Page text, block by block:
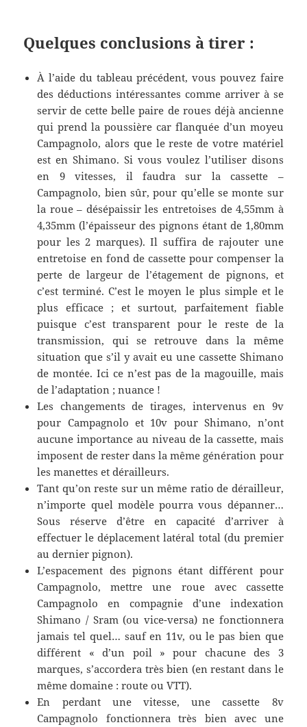
Quelques conclusions à tirer :
À l’aide du tableau précédent, vous pouvez faire
des déductions intéressantes comme arriver à se
servir de cette belle paire de roues déjà ancienne
qui prend la poussière car flanquée d’un moyeu
Campagnolo, alors que le reste de votre matériel
est en Shimano. Si vous voulez l’utiliser disons
en 9 vitesses, il faudra sur la cassette –
Campagnolo, bien sûr, pour qu’elle se monte sur
la roue – désépaissir les entretoises de 4,55mm à
4,35mm (l’épaisseur des pignons étant de 1,80mm
pour les 2 marques). Il suffira de rajouter une
entretoise en fond de cassette pour compenser la
perte de largeur de l’étagement de pignons, et
c’est terminé. C’est le moyen le plus simple et le
plus efficace ; et surtout, parfaitement fiable
puisque c’est transparent pour le reste de la
transmission, qui se retrouve dans la même
situation que s’il y avait eu une cassette Shimano
de montée. Ici ce n’est pas de la magouille, mais
de l’adaptation ; nuance !
Les changements de tirages, intervenus en 9v
pour Campagnolo et 10v pour Shimano, n’ont
aucune importance au niveau de la cassette, mais
imposent de rester dans la même génération pour
les manettes et dérailleurs.
Tant qu’on reste sur un même ratio de dérailleur,
n’importe quel modèle pourra vous dépanner…
Sous réserve d’être en capacité d’arriver à
effectuer le déplacement latéral total (du premier
au dernier pignon).
L’espacement des pignons étant différent pour
Campagnolo, mettre une roue avec cassette
Campagnolo en compagnie d’une indexation
Shimano / Sram (ou vice-versa) ne fonctionnera
jamais tel quel… sauf en 11v, ou le pas bien que
différent « d’un poil » pour chacune des 3
marques, s’accordera très bien (en restant dans le
même domaine : route ou VTT).
En perdant une vitesse, une cassette 8v
Campagnolo fonctionnera très bien avec une